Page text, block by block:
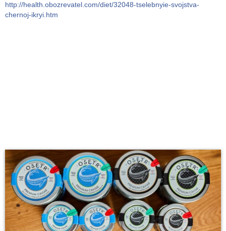
http://health.obozrevatel.com/diet/32048-tselebnyie-svojstva-
chernoj-ikryi.htm